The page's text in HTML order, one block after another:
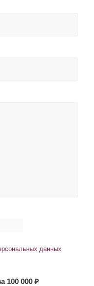
данных
100 000 ₽